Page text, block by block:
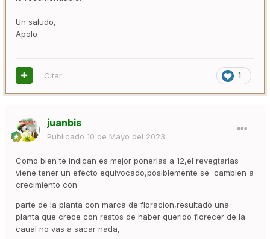
Un saludo,
Apolo
1
Citar
juanbis
Publicado 10 de Mayo del 2023
Como bien te indican es mejor ponerlas a 12,el revegtarlas
viene tener un efecto equivocado,posiblemente se cambien a
crecimiento con
parte de la planta con marca de floracion,resultado una
planta que crece con restos de haber querido florecer de la
caual no vas a sacar nada,